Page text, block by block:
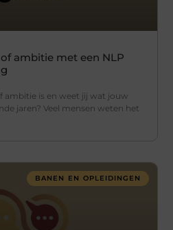
ambitie met een NLP
ambitie is en weet jij wat jouw
jaren? Veel mensen weten het
BANEN EN OPLEIDINGEN